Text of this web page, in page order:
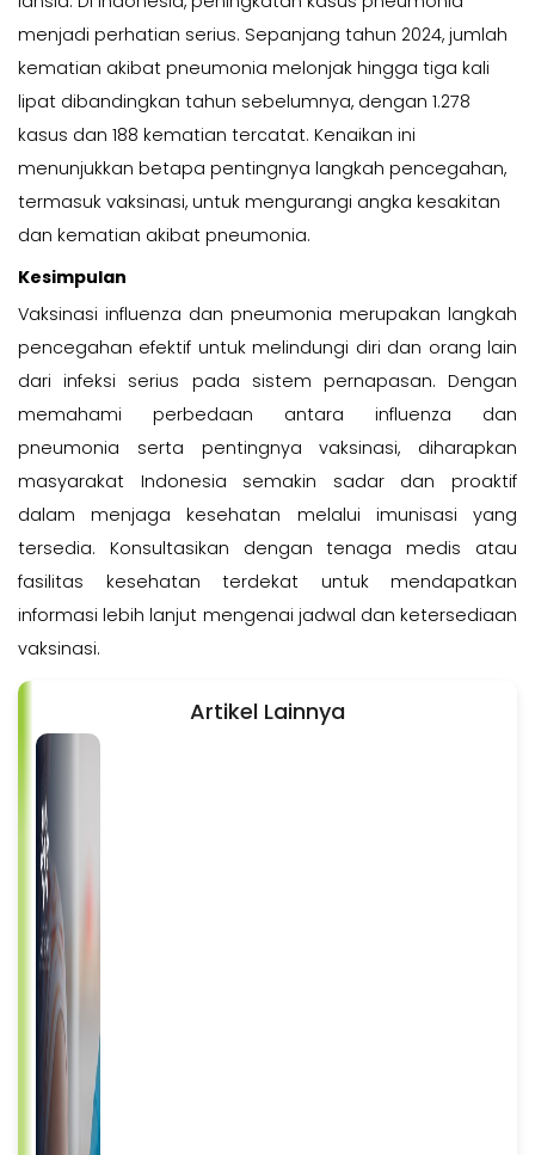
menjadi perhatian serius. Sepanjang tahun 2024, jumlah
kematian akibat pneumonia melonjak hingga tiga kali
lipat dibandingkan tahun sebelumnya, dengan 1.278
kasus dan 188 kematian tercatat. Kenaikan ini
menunjukkan betapa pentingnya langkah pencegahan,
termasuk vaksinasi, untuk mengurangi angka kesakitan
dan kematian akibat pneumonia.
Kesimpulan
Vaksinasi influenza dan pneumonia merupakan langkah
pencegahan efektif untuk melindungi diri dan orang lain
dari infeksi serius pada sistem pernapasan. Dengan
memahami perbedaan antara influenza dan
pneumonia serta pentingnya vaksinasi, diharapkan
masyarakat Indonesia semakin sadar dan proaktif
dalam menjaga kesehatan melalui imunisasi yang
tersedia. Konsultasikan dengan tenaga medis atau
fasilitas kesehatan terdekat untuk mendapatkan
informasi lebih lanjut mengenai jadwal dan ketersediaan
vaksinasi.
Artikel Lainnya